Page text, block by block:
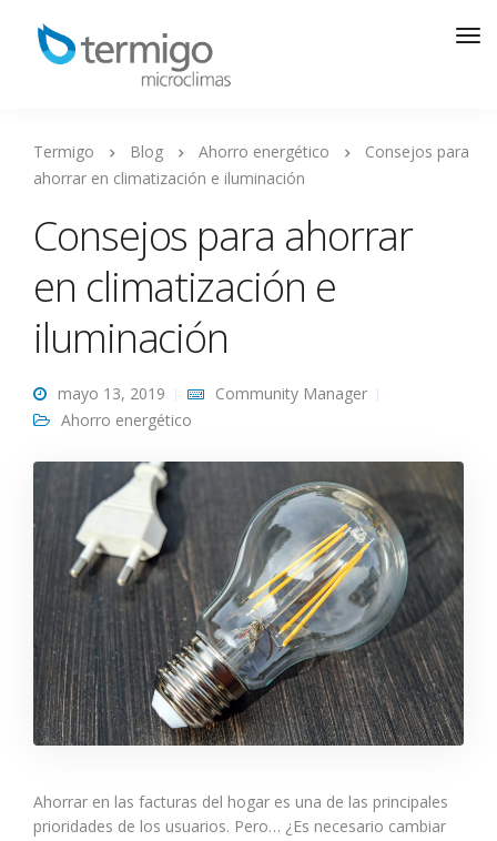
Termigo Blog Ahorro energético
Consejos para
ahorrar en climatización e iluminación
Consejos para ahorrar
en climatización e
iluminación
mayo 13, 2019
Community Manager
Ahorro energético
Ahorrar en las facturas del hogar es una de las principales
prioridades de los usuarios. Pero… ¿Es necesario cambiar